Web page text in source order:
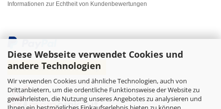
Diese Webseite verwendet Cookies und
andere Technologien
Wir verwenden Cookies und ähnliche Technologien, auch von
Drittanbietern, um die ordentliche Funktionsweise der Website zu
gewährleisten, die Nutzung unseres Angebotes zu analysieren und
Informationen zur Echtheit von Kundenbewertungen